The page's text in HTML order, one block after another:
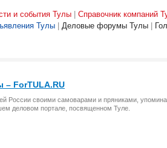
и события Тулы
Справочник компаний
Тулы Деловые форумы Тулы
– ForTULA.RU
России своими самоварами и пряниками,
деловом портале, посвященном Туле.